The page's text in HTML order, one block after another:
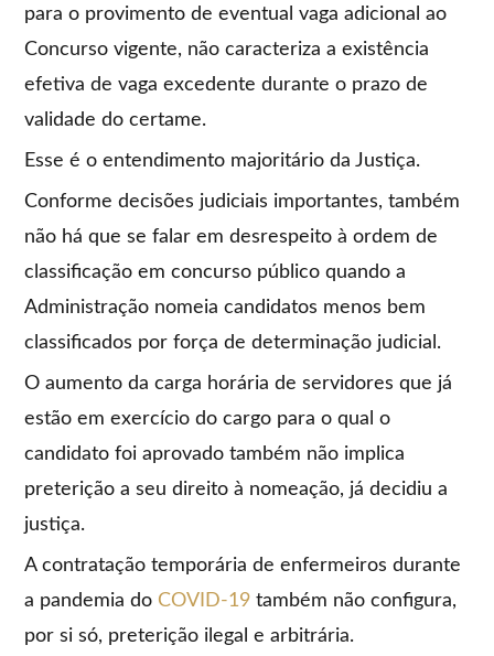
para o provimento de eventual vaga adicional ao
Concurso vigente, não caracteriza a existência
efetiva de vaga excedente durante o prazo de
validade do certame.
Esse é o entendimento majoritário da Justiça.
Conforme decisões judiciais importantes, também
não há que se falar em desrespeito à ordem de
classificação em concurso público quando a
Administração nomeia candidatos menos bem
classificados por força de determinação judicial.
O aumento da carga horária de servidores que já
estão em exercício do cargo para o qual o
candidato foi aprovado também não implica
preterição a seu direito à nomeação, já decidiu a
justiça.
A contratação temporária de enfermeiros durante
a pandemia do COVID-19 também não configura,
por si só, preterição ilegal e arbitrária.